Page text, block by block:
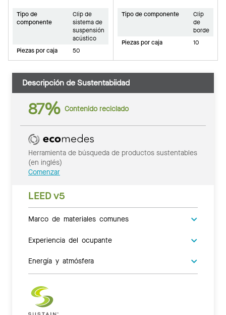
Tipo de
componente
Clip de
sistema de
suspensión
acústico
Piezas por caja
50
Tipo de componente
Clip
de
borde
Piezas por caja
10
Descripción de Sustentabiidad
87% Contenido reciclado
Herramienta de búsqueda de productos sustentables
(en inglés)
Comenzar
LEED v5
Marco de materiales comunes
Experiencia del ocupante
Energía y atmósfera